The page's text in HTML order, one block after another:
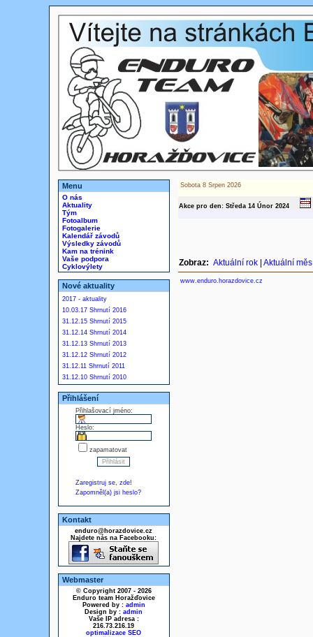
Menu
O nás
Aktuality
Tým
Fotoalbum
Fotogalerie
Kalendář závodů
Výsledky závodů
Kam na trénink
Vaše podpora
Cyklovýlety
Nové aktuality
2017 - aktuality
10.03.17 Shrnutí 2016
31.12.15 Shrnutí 2015
31.12.14 Shrnutí 2014
31.12.13 Shrnutí 2013
31.12.12 Shrnutí 2012
31.12.11 Shrnutí 2011
31.12.10 Shrnutí 2010
Přihlášení
Přihlašovací jméno:
Heslo:
zapamatovat
Zaregistruj se, zde!
Zapomněl(a) jsi heslo?
Kontakt
enduro@horazdovice.cz
Najdete nás na Facebooku:
Webmaster
© Copyright 2007 - 2026
Enduro team Horažďovice
Powered by : admin
Design by : admin
Vaše IP adresa :
216.73.216.19
optimalizace SEO
Sobota 8 Srpen 2026
Akce pro den: Středa 14 Únor2024
Zobraz: Aktuální rok| Aktuální
www.enduro.horazdovice.cz